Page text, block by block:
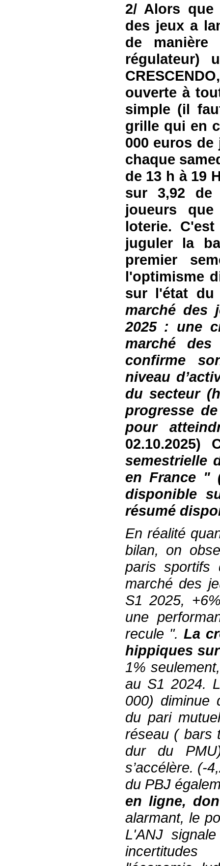
2/ Alors que
des jeux a
de manière
régulateur)
CRESCENDO
ouverte à
simple (il
grille qui en
000 euros
chaque
de 13 h à 19
sur 3,92 de
joueurs
loterie.
juguler la
premier
l'optimisme
sur l'état du
marché des
2025 : une
marché
confirme
niveau
du secteur
progresse
pour
02.10.2025)
semestrielle
en France "
disponible
résumé
En réalité
bilan, on
parissportifs
marché des
S1 2025,
une
recule ". La
hippiques
1% seulement,
au S1 2024. L
000) diminue
dupari mutuel
réseau ( bars
dur du
s’accélère. (-
du PBJ
en ligne,
alarmant, le
L'ANJ signale
incertitudes